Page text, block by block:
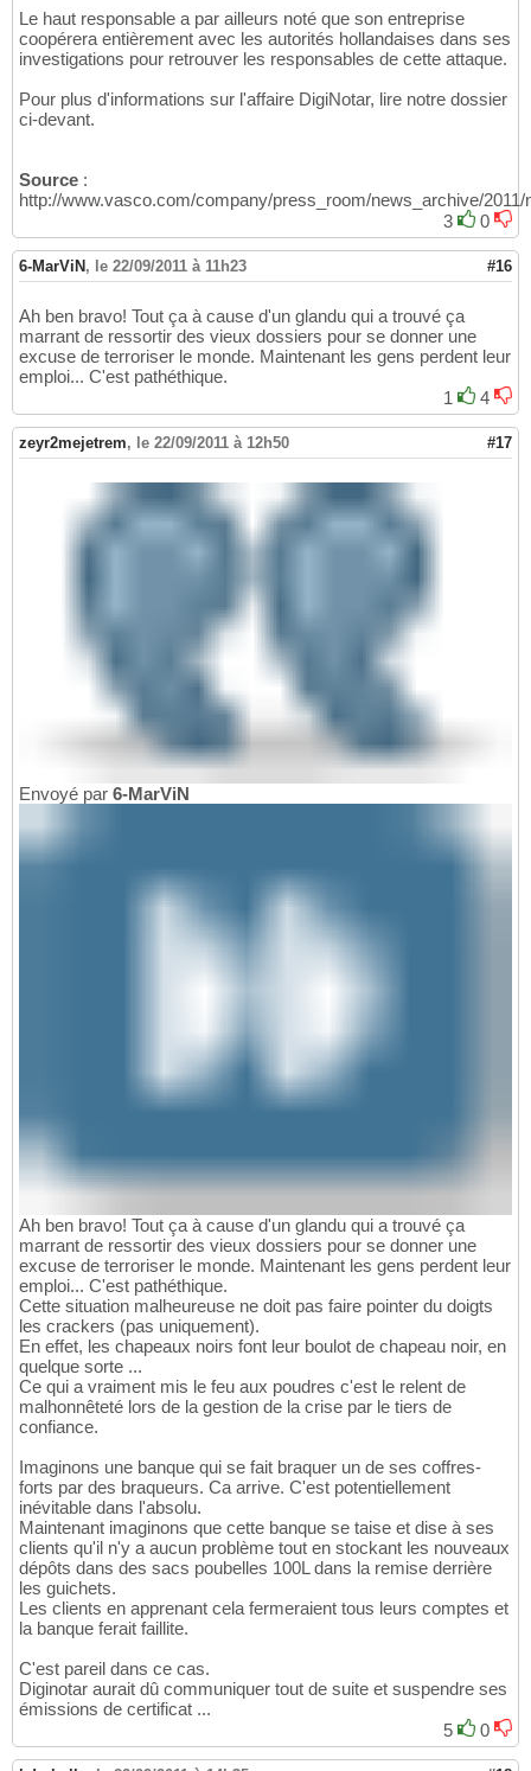
Le haut responsable a par ailleurs noté que son entreprise
coopérera entièrement avec les autorités hollandaises dans ses
investigations pour retrouver les responsables de cette attaque.
Pour plus d'informations sur l'affaire DigiNotar, lire notre dossier
ci-devant.
Source :
http://www.vasco.com/company/press_room/news_archive/
3
0
6-MarViN , le 22/09/2011 à 11h23 #16
Ah ben bravo! Tout ça à cause d'un glandu qui a trouvé ça
marrant de ressortir des vieux dossiers pour se donner une
excuse de terroriser le monde. Maintenant les gens perdent leur
emploi... C'est pathéthique.
1
4
zeyr2mejetrem, le 22/09/2011 à 12h50 #17
Envoyé par 6-MarViN
Ah ben bravo! Tout ça à cause d'un glandu qui a trouvé ça
marrant de ressortir des vieux dossiers pour se donner une
excuse de terroriser le monde. Maintenant les gens perdent leur
emploi... C'est pathéthique.
Cette situation malheureuse ne doit pas faire pointer du doigts
les crackers (pas uniquement).
En effet, les chapeaux noirs font leur boulot de chapeau noir, en
quelque sorte ...
Ce qui a vraiment mis le feu aux poudres c'est le relent de
malhonnêteté lors de la gestion de la crise par le tiers de
confiance.
Imaginons une banque qui se fait braquer un de ses coffres-
forts par des braqueurs. Ca arrive. C'est potentiellement
inévitable dans l'absolu.
Maintenant imaginons que cette banque se taise et dise à ses
clients qu'il n'y a aucun problème tout en stockant les nouveaux
dépôts dans des sacs poubelles 100L dans la remise derrière
les guichets.
Les clients en apprenant cela fermeraient tous leurs comptes et
la banque ferait faillite.
C'est pareil dans ce cas.
Diginotar aurait dû communiquer tout de suite et suspendre ses
émissions de certificat ...
5
0